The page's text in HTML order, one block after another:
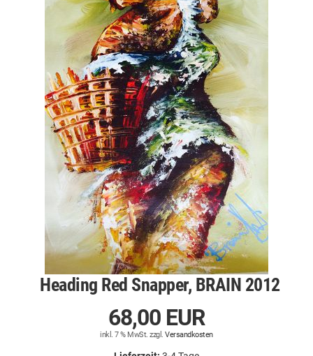
NACH GRÖSSE
SONDERANGEBOTE
VERKAUFT
Heading Red Snapper, BRAIN 2012
68,00 EUR
inkl. 7 % MwSt. zzgl.Versandkosten